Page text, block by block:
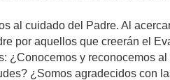
al cuidado del Padre. Al
por aquellos que creerán el
¿Conocemos y reconocemos
¿Somos agradecidos con